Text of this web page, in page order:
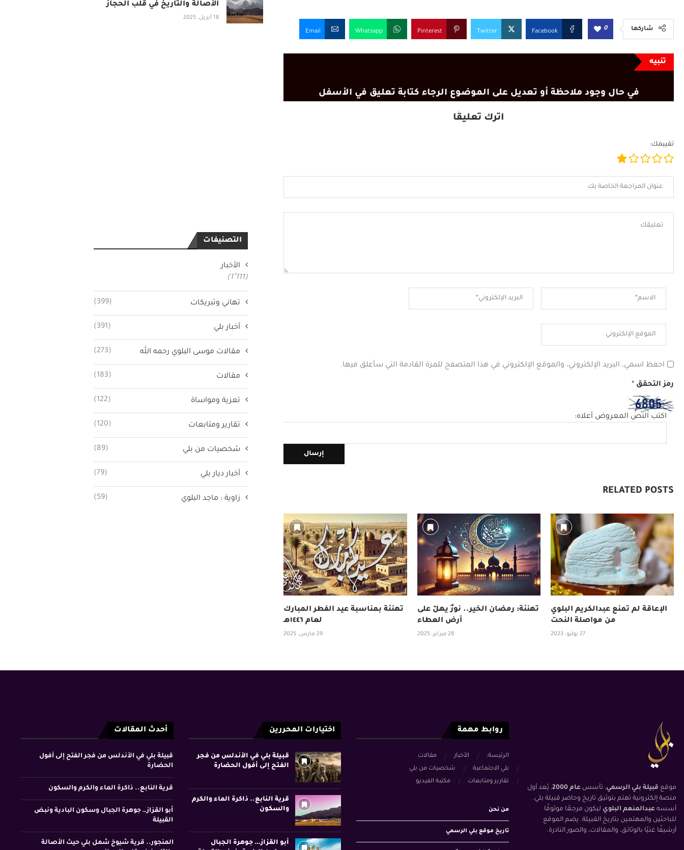
شاركها 0
Facebook
Twitter
Pinterest
Whatsapp
Email
تنبيه
في حال وجود ملاحظة أو تعديل على الموضوع الرجاء كتابة تعليق في الأسفل
اترك تعليقًا
تقييمك:
احفظ اسمي، البريد الإلكتروني، والموقع الإلكتروني في هذا المتصفح للمرة القادمة التي سأعلق فيها.
رمز التحقق *
اكتب النص المعروض أعلاه:
RELATED POSTS
تهنئة بمناسبة عيد الفطر المبارك
لعام ١٤٤٦هـ
29 مارس، 2025
تهنئة: رمضان الخير.. نورٌ يهلّ على
أرض العطاء
28 فبراير، 2025
الإعاقة لم تمنع عبدالكريم البلوي
من مواصلة النحت
27 يوليو، 2023
الأصالة والتاريخ في قلب الحجاز
18 أبريل، 2025
التصنيفات
الأخبار
(1٬111)
تهاني وتبريكات (399)
أخبار بلي (391)
مقالات موسى البلوي رحمه الله (273)
مقالات (183)
تعزية ومواساة (122)
تقارير ومتابعات (120)
شخصيات من بلي (89)
أخبار ديار بلي (79)
زاوية : ماجد البلوي (59)
موقع قبيلة بلي الرسمي، تأسس عام 2000
، يُعد أول
منصة إلكترونية تهتم بتوثيق تاريخ وحاضر قبيلة بلي.
أسسه عبدالمنعم البلوي ليكون مرجعًا موثوقًا
للباحثين والمهتمين بتاريخ القبيلة. يضم الموقع
أرشيفًا غنيًا بالوثائق، والمقالات، والصور النادرة.
روابط مهمة
الرئيسة: الأخبار
مقالات
بلي الاجتماعية
شخصيات من بلي
تقارير ومتابعات
مكتبة الفيديو
من نحن
تاريخ موقع بلي الرسمي
اختيارات المحررين
قبيلة بلي في الأندلس من فجر
الفتح إلى أفول الحضارة
قرية النابع.. ذاكرة الماء والكرم
والسكون
أبو القزاز… جوهرة الجبال
أحدث المقالات
قبيلة بلي في الأندلس من فجر الفتح إلى أفول
الحضارة
قرية النابع.. ذاكرة الماء والكرم والسكون
أبو القزاز… جوهرة الجبال وسكون البادية ونبض
القبيلة
المنجور.. قرية شيوخ شمل بلي حيث الأصالة